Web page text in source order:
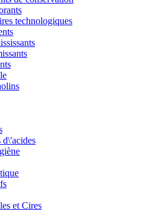
technologiques
d\'acides
et Cires